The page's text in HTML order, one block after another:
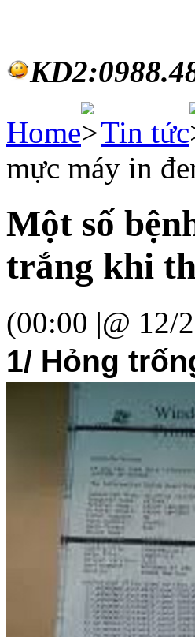
Home
Tin tức
mực máy in
Một số
trắng khi
(00:00 |@ 12/
1/ Hỏng